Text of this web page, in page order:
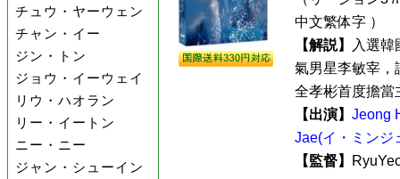
チュウ・ヤーウェン
チャン・イー
ジン・トン
ジョウ・イーウェイ
リウ・ハオラン
リー・イートン
ニー・ニー
ジャン・シューイン
中文繁体字 ）
【解説】
入選
氣男星李敏宰，
全孝彬首度擔當
【出演】 Jeong
Jae(イ・ミンジ
【監督】